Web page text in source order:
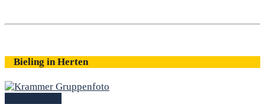
Bieling in Herten